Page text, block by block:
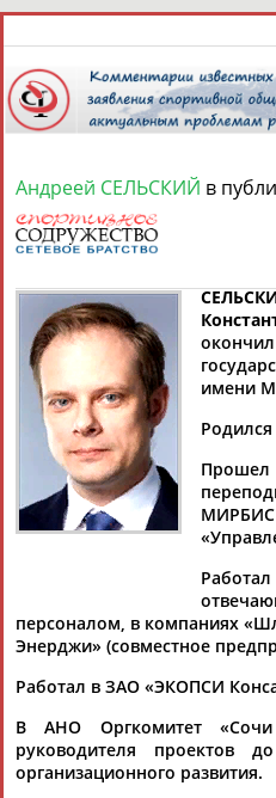
7
СПОРТСМЕНЫ, ТРЕНЕРЫ И
Найдено: 1персона
Андреей
СЕЛЬСКИЙ
Ваш запрос: "Андреей
По условиям запроса
Андреей СЕЛЬСКИЙ в
имени
персоналом, в компаниях
Энерджи» (совместное
Работал в ЗАО «ЭКОПСИ
В АНО Оргкомитет
руководителя проектов
организационного развития.